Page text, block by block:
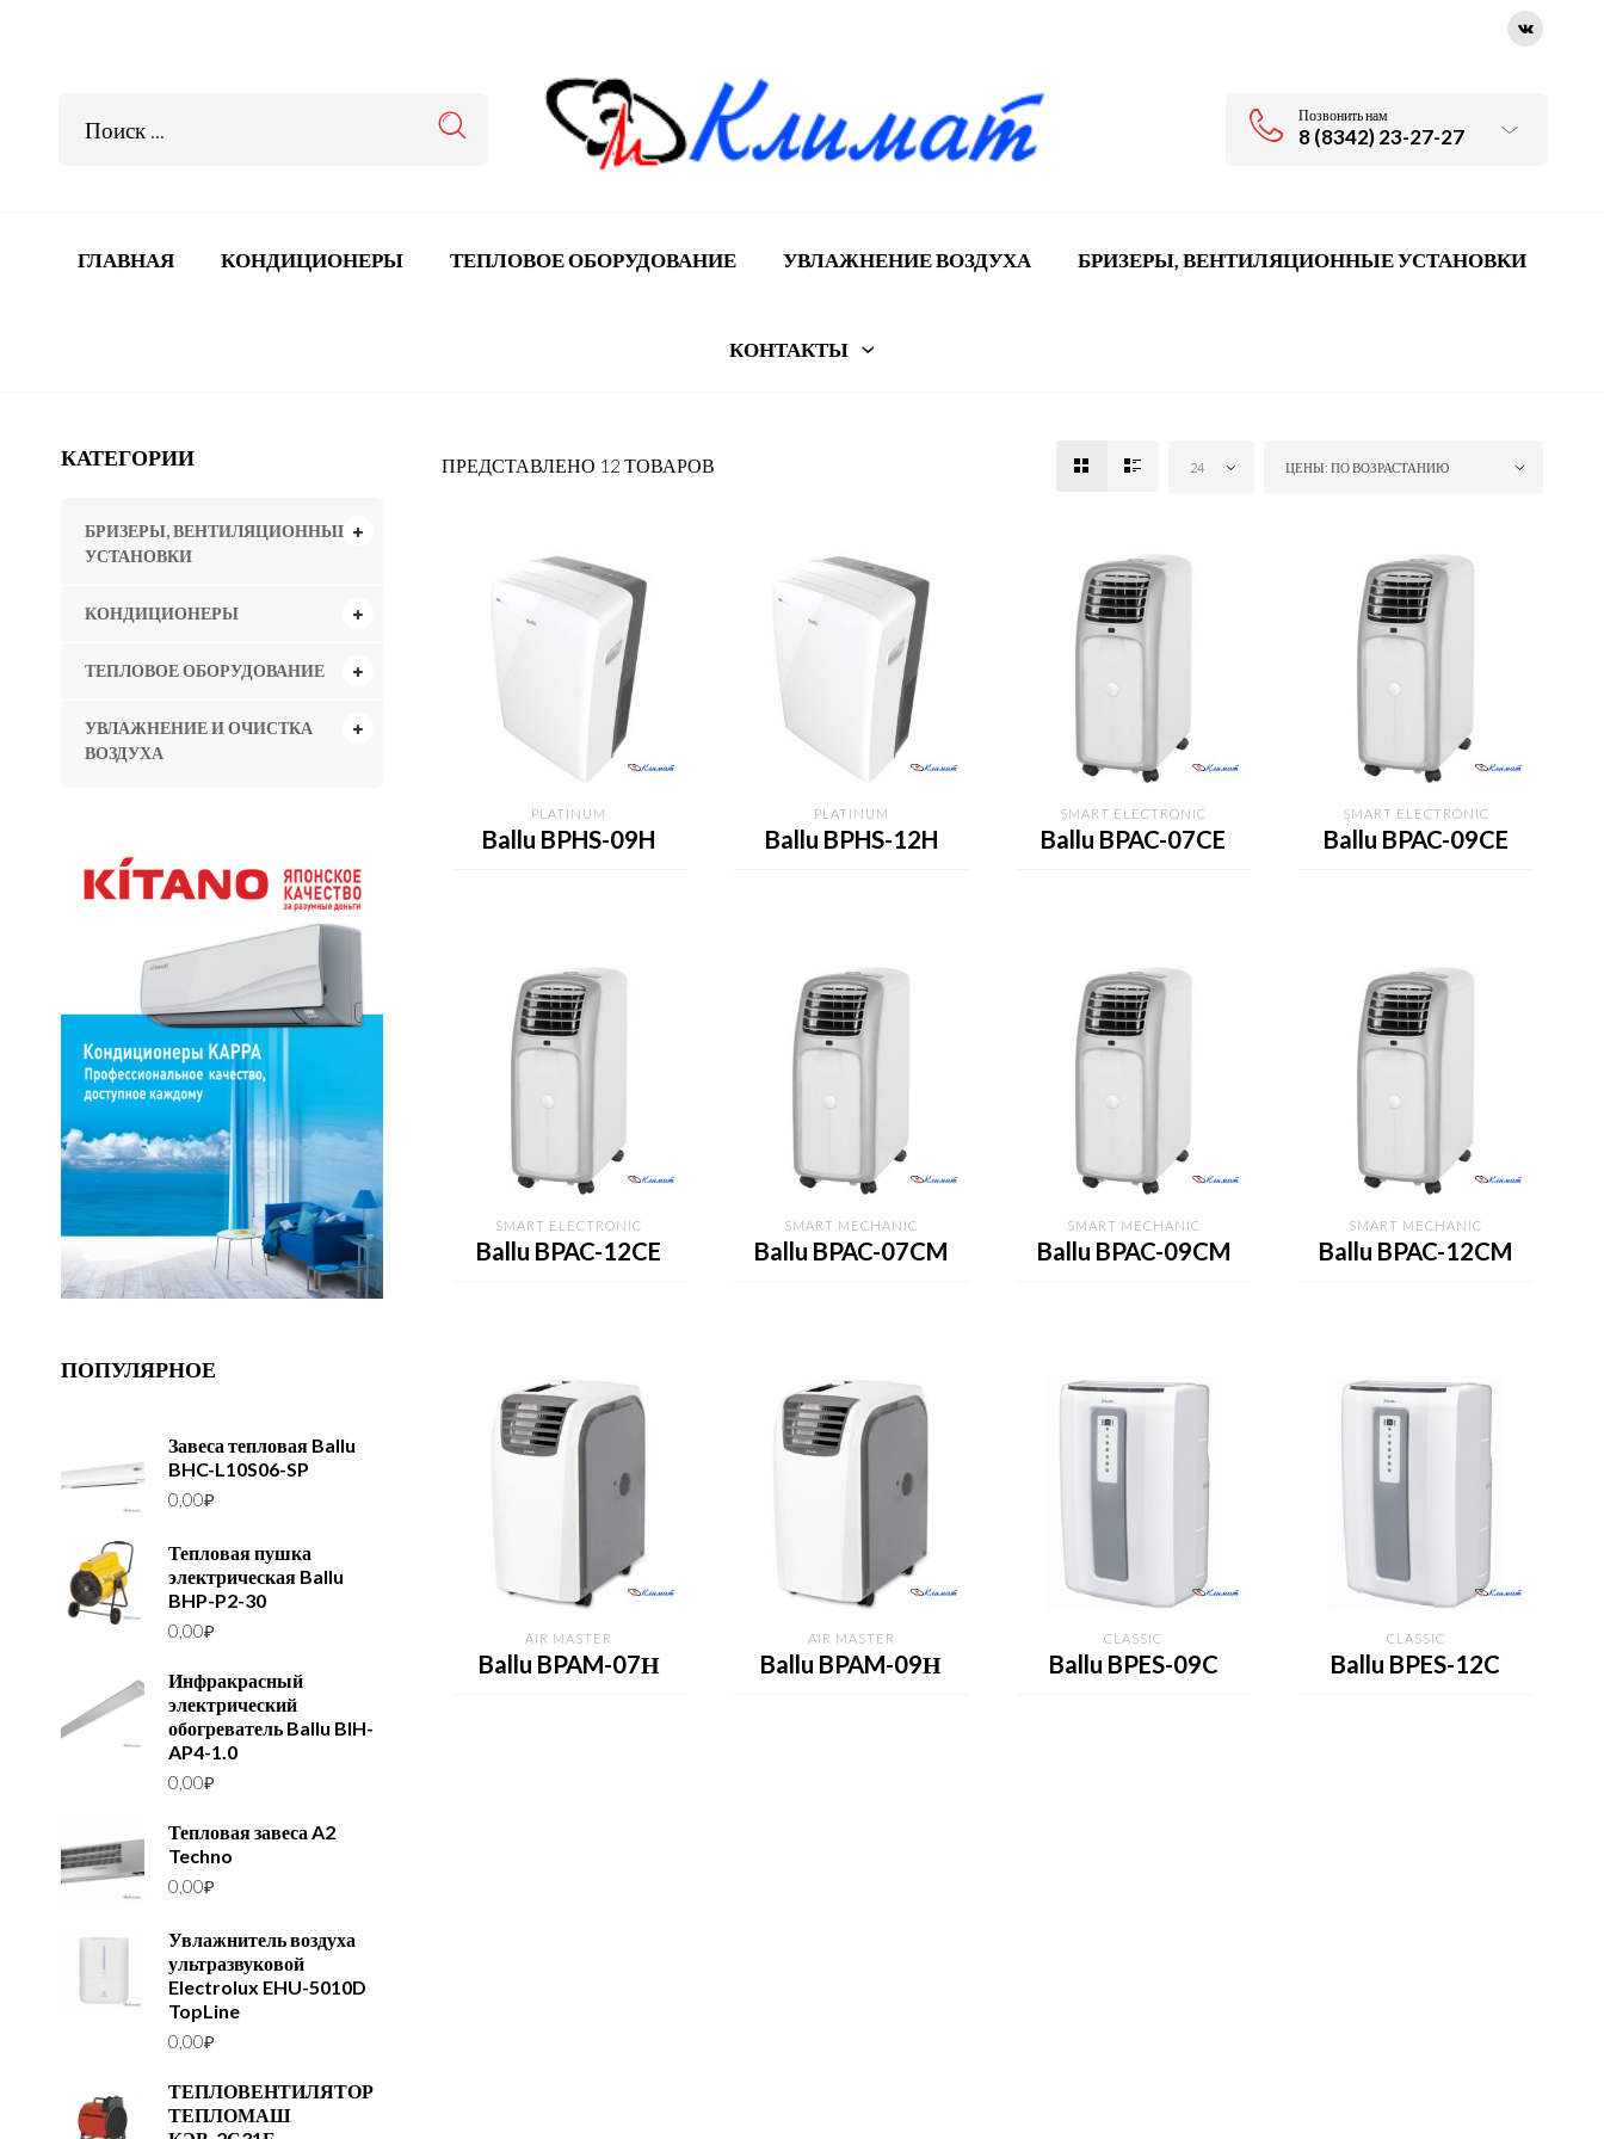
Позвонить нам
8 (8342) 23-27-27
ГЛАВНАЯ КОНДИЦИОНЕРЫ ТЕПЛОВОЕ ОБОРУДОВАНИЕ УВЛАЖНЕНИЕ ВОЗДУХА БРИЗЕРЫ, ВЕНТИЛЯЦИОННЫЕ УСТАНОВКИ
КОНТАКТЫ
КАТЕГОРИИ
БРИЗЕРЫ, ВЕНТИЛЯЦИОННЫЕ
УСТАНОВКИ
КОНДИЦИОНЕРЫ
ТЕПЛОВОЕ ОБОРУДОВАНИЕ
УВЛАЖНЕНИЕ И ОЧИСТКА
ВОЗДУХА
ПОПУЛЯРНОЕ
Завеса тепловая Ballu
BHC-L10S06-SP
0,00₽
Тепловая пушка
электрическая Ballu
BHP-P2-30
0,00₽
Инфракрасный
электрический
обогреватель Ballu BIH-
AP4-1.0
0,00₽
Тепловая завеса A2
Techno
0,00₽
Увлажнитель воздуха
ультразвуковой
Electrolux EHU-5010D
TopLine
0,00₽
ТЕПЛОВЕНТИЛЯТОР
ТЕПЛОМАШ
ПРЕДСТАВЛЕНО 12 ТОВАРОВ 24 ЦЕНЫ: ПО ВОЗРАСТАНИЮ
PLATINUM
Ballu BPHS-09H
PLATINUM
Ballu BPHS-12H
SMART ELECTRONIC
Ballu BPAC-07CE
SMART ELECTRONIC
Ballu BPAC-09CE
SMART ELECTRONIC
Ballu BPAC-12CE
SMART MECHANIC
Ballu BPAC-07CM
SMART MECHANIC
Ballu BPAC-09CM
SMART MECHANIC
Ballu BPAC-12CM
AIR MASTER
Ballu BPAM-07Н
AIR MASTER
Ballu BPAM-09Н
CLASSIC
Ballu BPES-09C
CLASSIC
Ballu BPES-12C